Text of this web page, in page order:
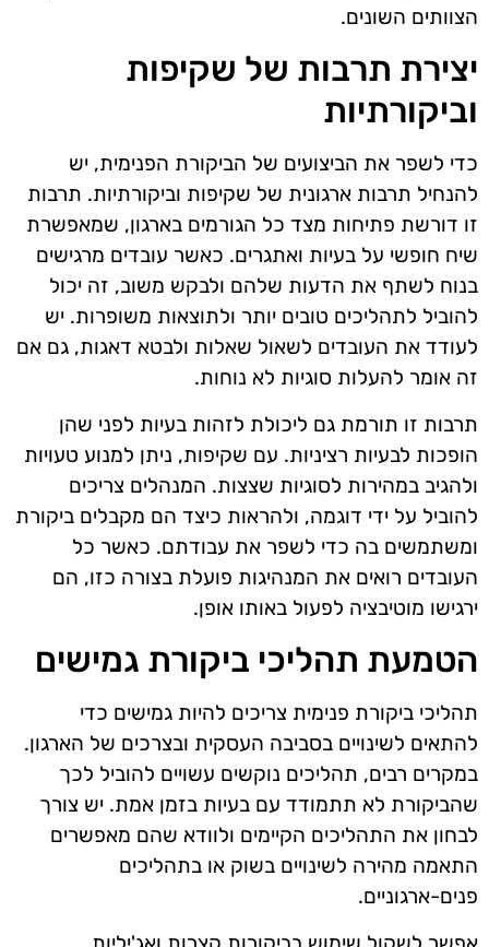
הצוותים השונים.
יצירת תרבות של שקיפות
וביקורתיות
כדי לשפר את הביצועים של הביקורת הפנימית, יש
להנחיל תרבות ארגונית של שקיפות וביקורתיות. תרבות
זו דורשת פתיחות מצד כל הגורמים בארגון, שמאפשרת
שיח חופשי על בעיות ואתגרים. כאשר עובדים מרגישים
בנוח לשתף את הדעות שלהם ולבקש משוב, זה יכול
להוביל לתהליכים טובים יותר ולתוצאות משופרות. יש
לעודד את העובדים לשאול שאלות ולבטא דאגות, גם אם
זה אומר להעלות סוגיות לא נוחות.
תרבות זו תורמת גם ליכולת לזהות בעיות לפני שהן
הופכות לבעיות רציניות. עם שקיפות, ניתן למנוע טעויות
ולהגיב במהירות לסוגיות שצצות. המנהלים צריכים
להוביל על ידי דוגמה, ולהראות כיצד הם מקבלים ביקורת
ומשתמשים בה כדי לשפר את עבודתם. כאשר כל
העובדים רואים את המנהיגות פועלת בצורה כזו, הם
ירגישו מוטיבציה לפעול באותו אופן.
הטמעת תהליכי ביקורת גמישים
תהליכי ביקורת פנימית צריכים להיות גמישים כדי
להתאים לשינויים בסביבה העסקית ובצרכים של הארגון.
במקרים רבים, תהליכים נוקשים עשויים להוביל לכך
שהביקורת לא תתמודד עם בעיות בזמן אמת. יש צורך
לבחון את התהליכים הקיימים ולוודא שהם מאפשרים
התאמה מהירה לשינויים בשוק או בתהליכים
פנים-ארגוניים.